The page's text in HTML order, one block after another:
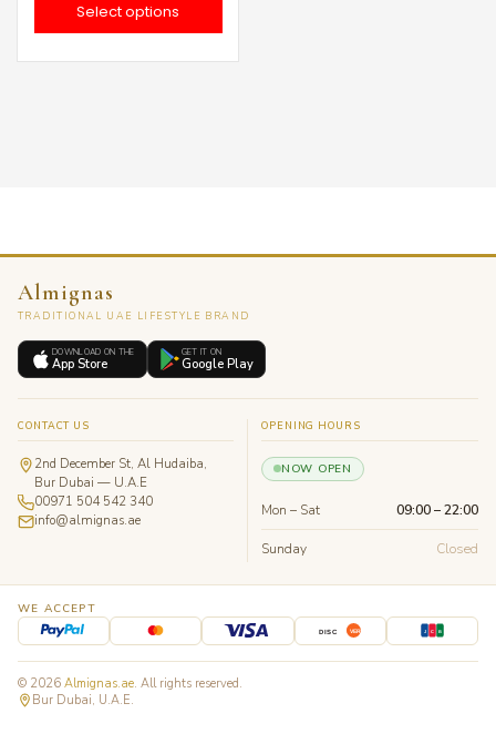
Select options
Almignas
TRADITIONAL UAE LIFESTYLE BRAND
DOWNLOAD ON THE
App Store
GET IT ON
Google Play
CONTACT US
2nd December St, Al Hudaiba,
Bur Dubai — U.A.E
00971 504 542 340
info@almignas.ae
OPENING HOURS
NOW OPEN
Mon – Sat 09:00 – 22:00
Sunday Closed
WE ACCEPT
DISC VER J C B
© 2026 Almignas.ae. All rights reserved.
Bur Dubai, U.A.E.